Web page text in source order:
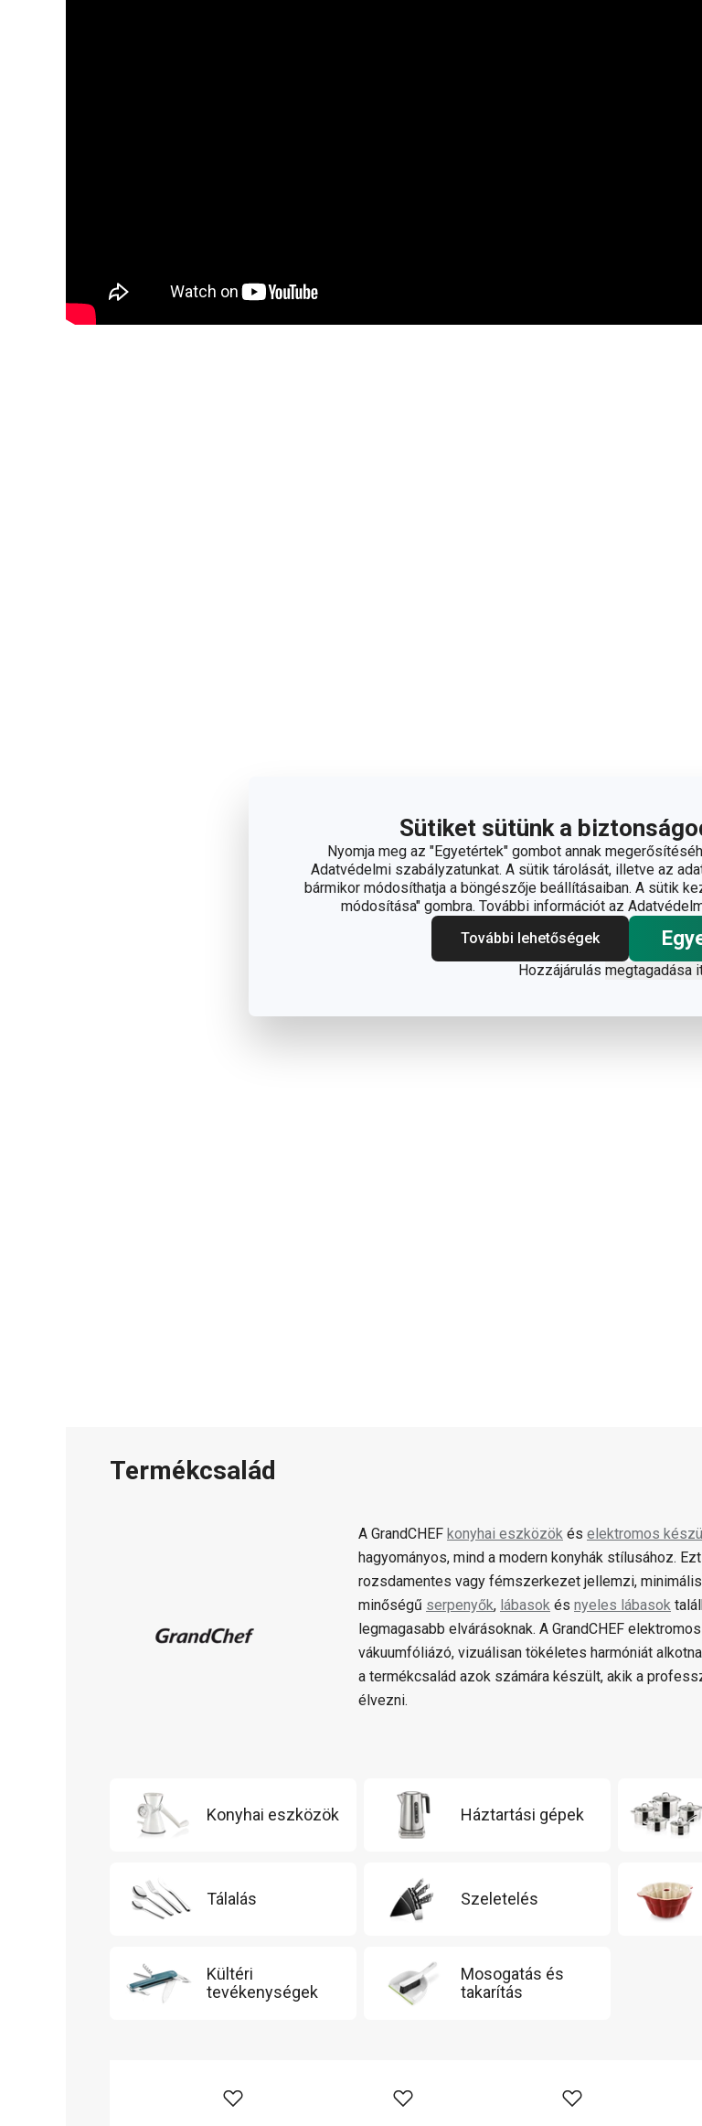
Sütiket sütünk a
Nyomja meg az "Egyetértek" gombot annak
Adatvédelmi szabályzatunkat. A sütik tárolását, illetve az
bármikor módosíthatja a böngészője beállításaiban. A sütik
módosítása" gombra. További információt az
További lehetőségek
Hozzájárulás megtagadása
Termékcsalád
A GrandCHEF konyhai eszközök és elektromos
hagyományos, mind a modern konyhák stílusához.
rozsdamentes vagy fémszerkezet jellemzi,
minőségű serpenyők, lábasok és nyeles lábasok
legmagasabb elvárásoknak. A GrandCHEF
vákuumfóliázó, vizuálisan tökéletes harmóniát
a termékcsalád azok számára készült, akik a
élvezni.
Konyhai eszközök Háztartási gépek
Tálalás Szeletelés
Kültéri
tevékenységek
Mosogatás és
takarítás